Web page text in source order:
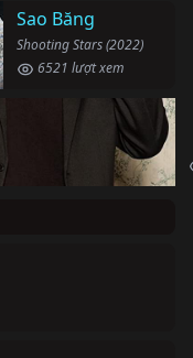
Sao Băng
Shooting Stars (2022)
6521 lượt xem